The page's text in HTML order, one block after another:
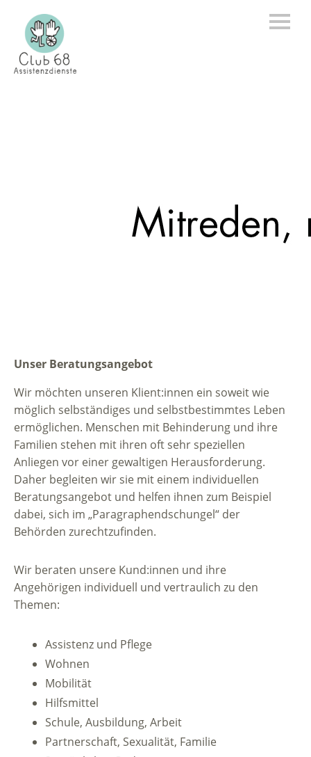
Unser Beratungsangebot
Wir möchten unseren Klient:innen ein soweit wie
möglich selbständiges und selbstbestimmtes Leben
ermöglichen. Menschen mit Behinderung und ihre
Familien stehen mit ihren oft sehr speziellen
Anliegen vor einer gewaltigen Herausforderung.
Daher begleiten wir sie mit einem individuellen
Beratungsangebot und helfen ihnen zum Beispiel
dabei, sich im „Paragraphendschungel“ der
Behörden zurechtzufinden.
Wir beraten unsere Kund:innen und ihre
Angehörigen individuell und vertraulich zu den
Themen:
Assistenz und Pflege
Wohnen
Mobilität
Hilfsmittel
Schule, Ausbildung, Arbeit
Partnerschaft, Sexualität, Familie